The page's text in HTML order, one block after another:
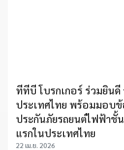
ทีทีบี โบรกเกอร์ ร่วมยินดี
ประเทศไทย พร้อมมอบ
ประกันภัยรถยนต์ไฟฟ้าชั้
แรกในประเทศไทย
22 เม.ย. 2026